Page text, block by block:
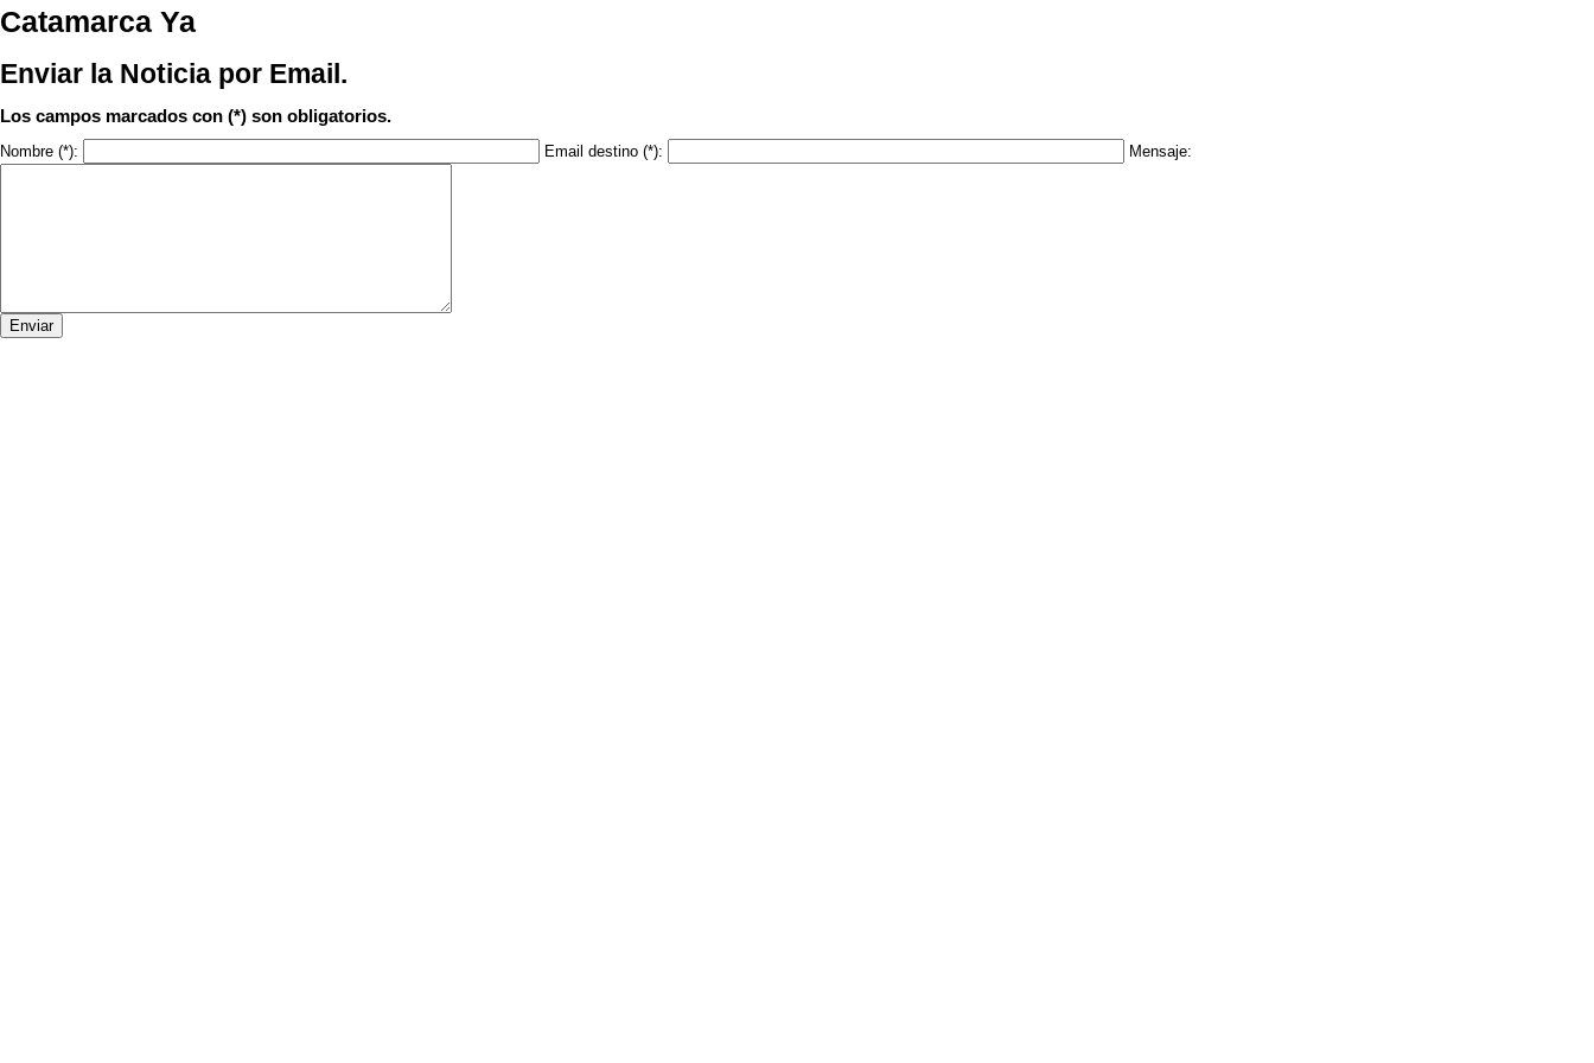
Catamarca Ya
Enviar la Noticia por Email.
Los campos marcados con (*) son obligatorios.
Nombre (*): Email destino (*): Mensaje: